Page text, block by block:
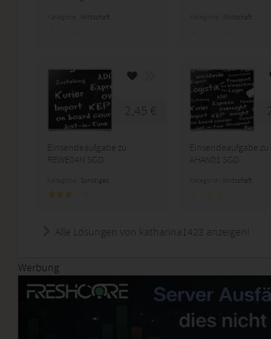
Wirtschaft Wirtschaft
2,45 €
Einsendeaufgabe zu
REWE04N SGD
Sonstiges
Einsendeaufgabe zu
AHAN01 SGD
Wirtschaft
Alle Lösungen von katharina1423 anzeigen!
Werbung